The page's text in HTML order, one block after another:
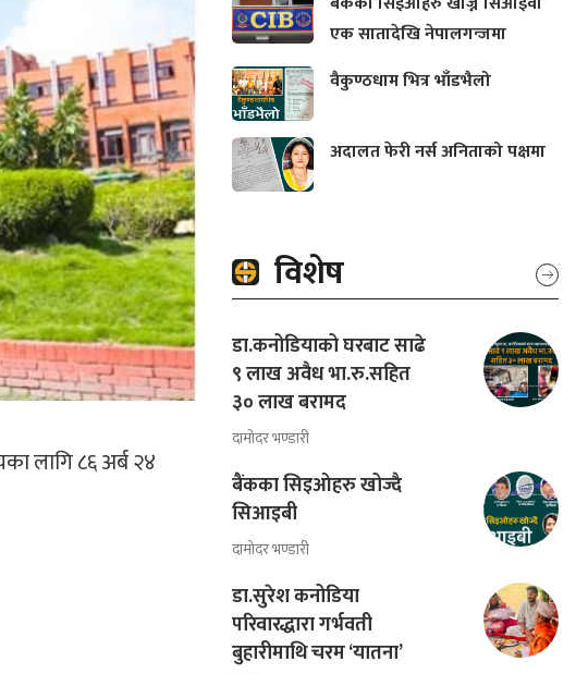
लागि ८६ अर्ब २४
एक सातादेखि नेपालगन्जमा
वैकुण्ठधाम भित्र भाँडभैलो
अदालत फेरी नर्स अनिताको पक्षमा
विशेष
डा.कनोडियाको घरबाट साढे
९ लाख अवैध भा.रु.सहित
३० लाख बरामद
दामोदर भण्डारी
बैंकका सिइओहरु खोज्दै
सिआइबी
दामोदर भण्डारी
डा.सुरेश कनोडिया
परिवारद्धारा गर्भवती
बुहारीमाथि चरम ‘यातना’